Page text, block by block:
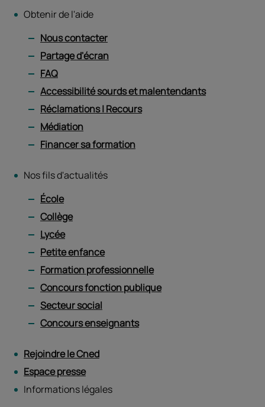
Obtenir de l'aide
Nous contacter
Partage d'écran
FAQ
Accessibilité sourds et malentendants
Réclamations | Recours
Médiation
Financer sa formation
Nos fils d'actualités
École
Collège
Lycée
Petite enfance
Formation professionnelle
Concours fonction publique
Secteur social
Concours enseignants
Rejoindre le Cned
Espace presse
Informations légales